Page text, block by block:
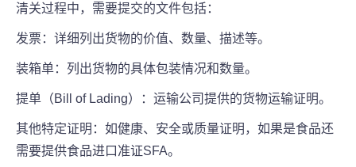
清关过程中，需要提交的文件包括：
发票：详细列出货物的价值、数量、描述等。
装箱单：列出货物的具体包装情况和数量。
提单（Bill of Lading）：运输公司提供的货物运输证明。
其他特定证明：如健康、安全或质量证明，如果是食品还
需要提供食品进口准证SFA。